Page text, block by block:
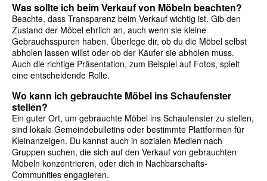
Was sollte ich beim Verkauf von Möbeln beachten?
Beachte, dass Transparenz beim Verkauf wichtig ist. Gib den
Zustand der Möbel ehrlich an, auch wenn sie kleine
Gebrauchsspuren haben. Überlege dir, ob du die Möbel selbst
abholen lassen willst oder ob der Käufer sie abholen muss.
Auch die richtige Präsentation, zum Beispiel auf Fotos, spielt
eine entscheidende Rolle.
Wo kann ich gebrauchte Möbel ins Schaufenster
stellen?
Ein guter Ort, um gebrauchte Möbel ins Schaufenster zu stellen,
sind lokale Gemeindebulletins oder bestimmte Plattformen für
Kleinanzeigen. Du kannst auch in sozialen Medien nach
Gruppen suchen, die sich auf den Verkauf von gebrauchten
Möbeln konzentrieren, oder dich in Nachbarschafts-
Communities engagieren.